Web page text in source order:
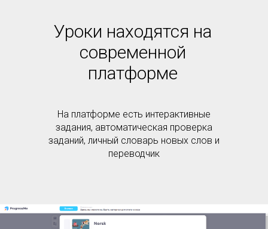
Уроки находятся на
современной
платформе
На платформе есть интерактивные
задания, автоматическая проверка
заданий, личный словарь новых слов и
переводчик